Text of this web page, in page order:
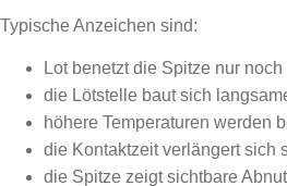
Typische Anzeichen sind:
Lot benetzt die Spitze nur
die Lötstelle baut sich
höhere Temperaturen werden
die Kontaktzeit verlängert sich
die Spitze zeigt sichtbare